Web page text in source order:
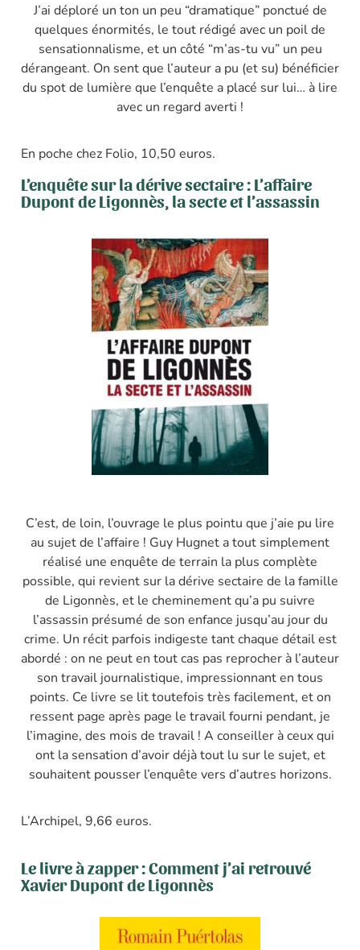
J’ai déploré un ton un peu “dramatique” ponctué de
quelques énormités, le tout rédigé avec un poil de
sensationnalisme, et un côté “m’as-tu vu” un peu
dérangeant. On sent que l’auteur a pu (et su) bénéficier
du spot de lumière que l’enquête a placé sur lui… à lire
avec un regard averti !
En poche chez Folio, 10,50 euros.
L’enquête sur la dérive sectaire : L’affaire
Dupont de Ligonnès, la secte et l’assassin
C’est, de loin, l’ouvrage le plus pointu que j’aie pu lire
au sujet de l’affaire ! Guy Hugnet a tout simplement
réalisé une enquête de terrain la plus complète
possible, qui revient sur la dérive sectaire de la famille
de Ligonnès, et le cheminement qu’a pu suivre
l’assassin présumé de son enfance jusqu’au jour du
crime. Un récit parfois indigeste tant chaque détail est
abordé : on ne peut en tout cas pas reprocher à l’auteur
son travail journalistique, impressionnant en tous
points. Ce livre se lit toutefois très facilement, et on
ressent page après page le travail fourni pendant, je
l’imagine, des mois de travail ! A conseiller à ceux qui
ont la sensation d’avoir déjà tout lu sur le sujet, et
souhaitent pousser l’enquête vers d’autres horizons.
L’Archipel, 9,66 euros.
Le livre à zapper : Comment j’ai retrouvé
Xavier Dupont de Ligonnès